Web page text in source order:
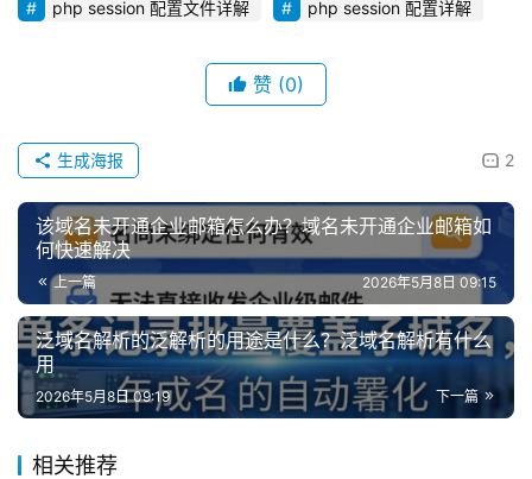
php session 配置文件详解
php session 配置详解
赞 (0)
2
生成海报
该域名未开通企业邮箱怎么办？域名未开通企业邮箱如
何快速解决
上一篇 2026年5月8日 09:15
泛域名解析的泛解析的用途是什么？泛域名解析有什么
用
下一篇
2026年5月8日 09:19
相关推荐